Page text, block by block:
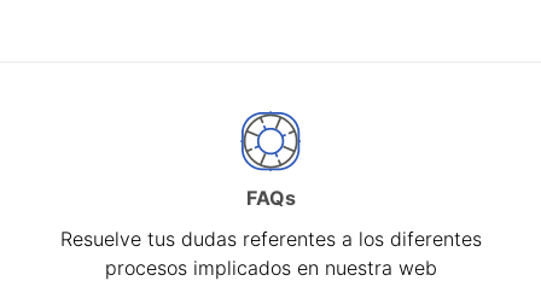
FAQs
Resuelve tus dudas referentes a los diferentes
procesos implicados en nuestra web